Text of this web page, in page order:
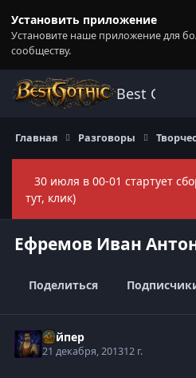
Установить приложение
Установите наше приложение для
сообществу.
Best Gothic
Главная Разговоры
30 июля в 00-01 стартует
тут, клик)
Ефремов Иван
Поделиться
Вайпер
21 декабря, 201312 г.